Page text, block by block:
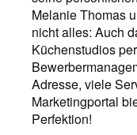
Melanie Thomas
nicht alles: Auch
Küchenstudios
Adresse, viele
Marketingportal
Perfektion!